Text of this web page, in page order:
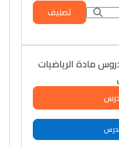
تصنيف
من 0 إلى 20 : دروس مادة الرياضيات